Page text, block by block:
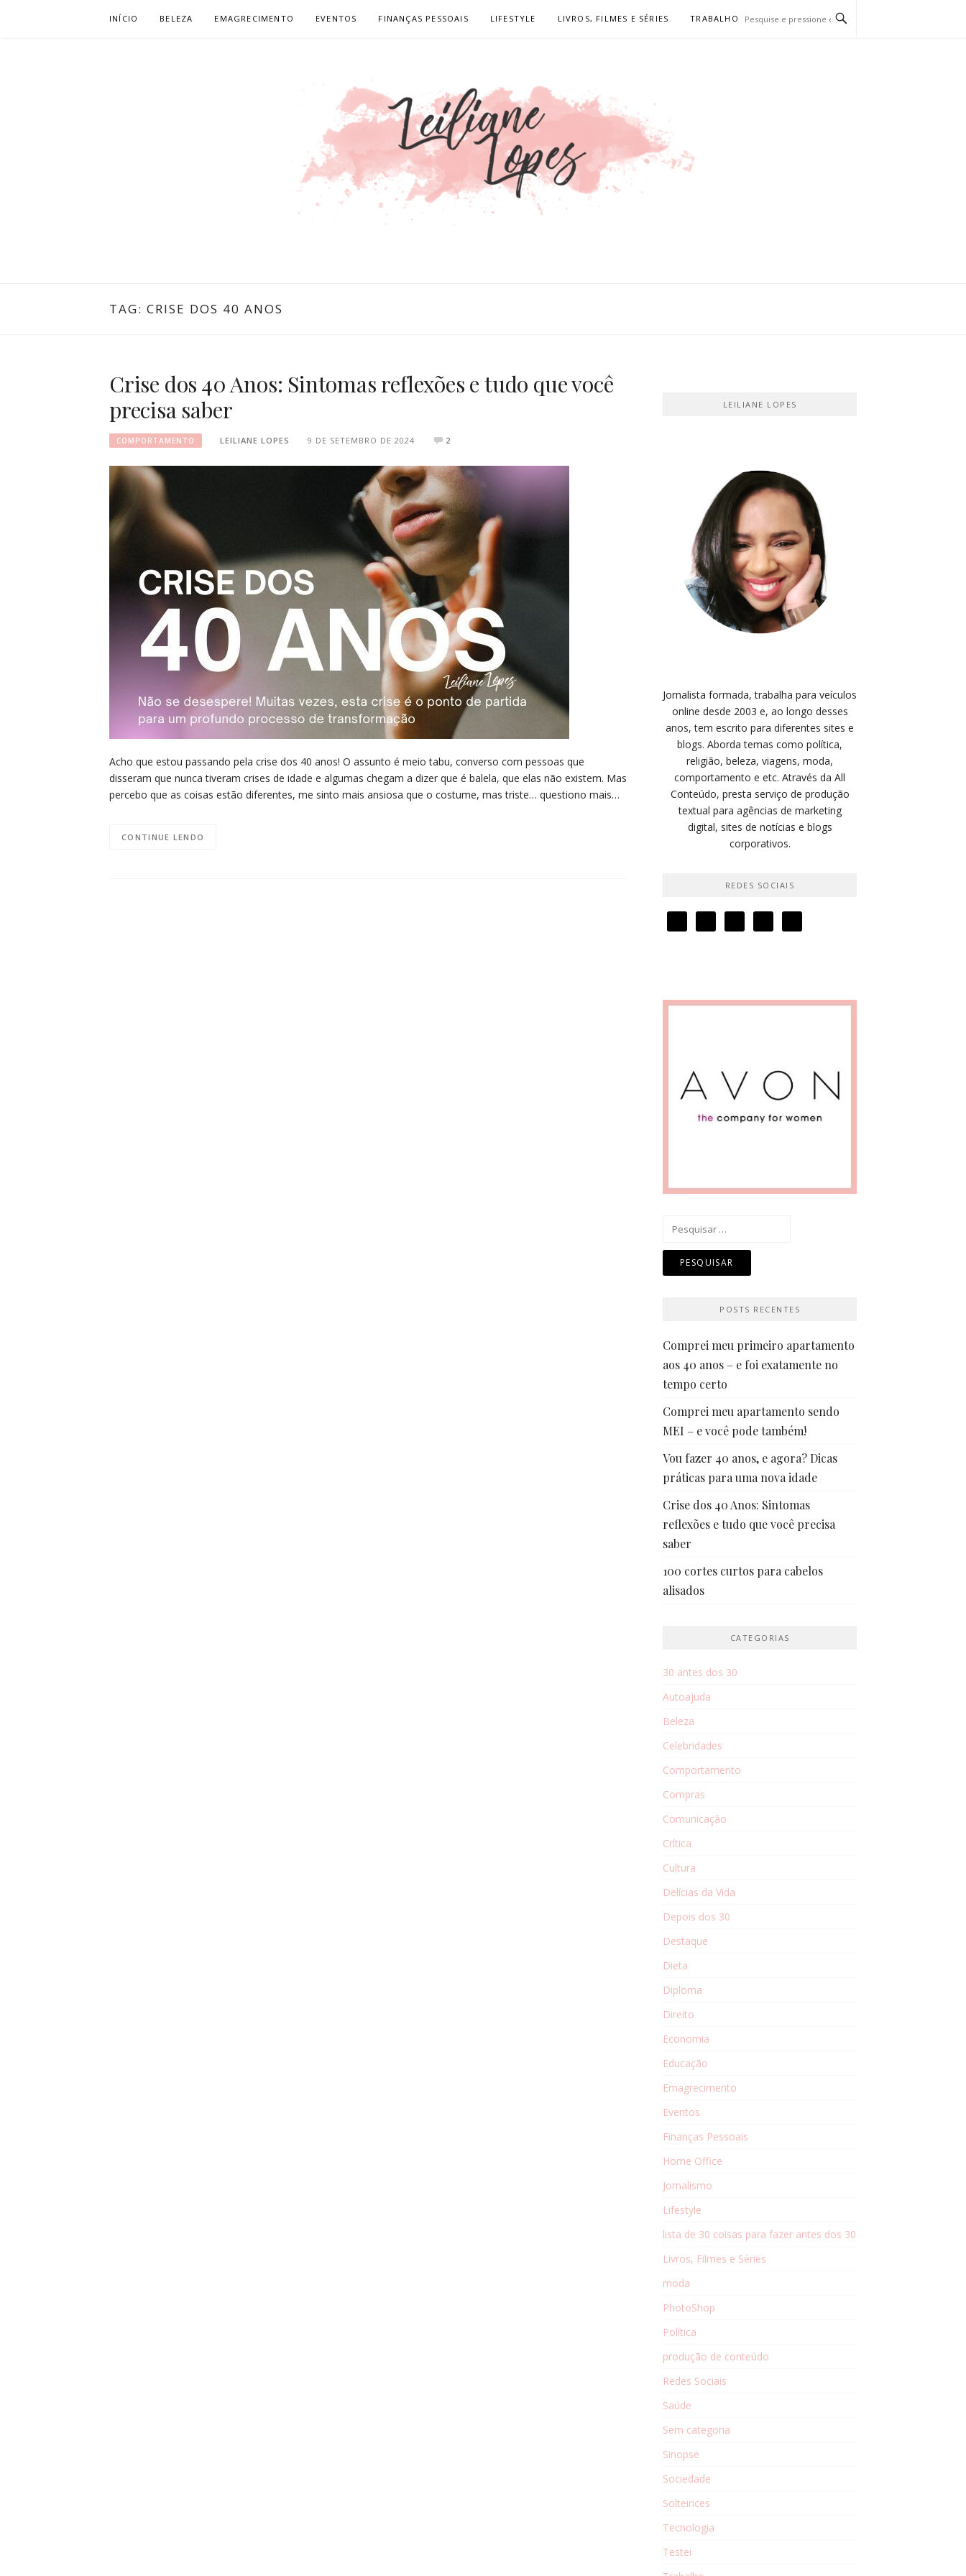
INÍCIO BELEZA EMAGRECIMENTO EVENTOS FINANÇAS PESSOAIS LIFESTYLE LIVROS, FILMES E SÉRIES TRABALHO
TAG: CRISE DOS 40 ANOS
Crise dos 40 Anos: Sintomas reflexões e tudo que você
precisa saber
COMPORTAMENTO LEILIANE LOPES 9 DE SETEMBRO DE 2024 2
Acho que estou passando pela crise dos 40 anos! O assunto é meio tabu, converso com pessoas que
disseram que nunca tiveram crises de idade e algumas chegam a dizer que é balela, que elas não existem. Mas
percebo que as coisas estão diferentes, me sinto mais ansiosa que o costume, mas triste… questiono mais…
CONTINUE LENDO
LEILIANE LOPES
Jornalista formada, trabalha para veículos
online desde 2003 e, ao longo desses
anos, tem escrito para diferentes sites e
blogs. Aborda temas como política,
religião, beleza, viagens, moda,
comportamento e etc. Através da All
Conteúdo, presta serviço de produção
textual para agências de marketing
digital, sites de notícias e blogs
corporativos.
REDES SOCIAIS
POSTS RECENTES
Comprei meu primeiro apartamento
aos 40 anos – e foi exatamente no
tempo certo
Comprei meu apartamento sendo
MEI – e você pode também!
Vou fazer 40 anos, e agora? Dicas
práticas para uma nova idade
Crise dos 40 Anos: Sintomas
reflexões e tudo que você precisa
saber
100 cortes curtos para cabelos
alisados
CATEGORIAS
30 antes dos 30
Autoajuda
Beleza
Celebridades
Comportamento
Compras
Comunicação
Crítica
Cultura
Delícias da Vida
Depois dos 30
Destaque
Dieta
Diploma
Direito
Economia
Educação
Emagrecimento
Eventos
Finanças Pessoais
Home Office
Jornalismo
Lifestyle
lista de 30 coisas para fazer antes dos 30
Livros, Filmes e Séries
moda
PhotoShop
Política
produção de conteúdo
Redes Sociais
Saúde
Sem categoria
Sinopse
Sociedade
Solteirices
Tecnologia
Testei